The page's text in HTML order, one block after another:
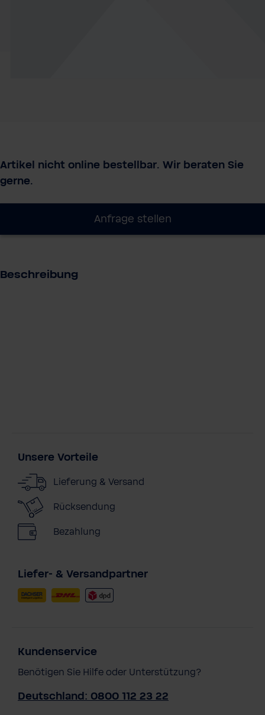
Artikel nicht online bestellbar. Wir beraten Sie
gerne.
Anfrage stellen
Beschreibung
Unsere Vorteile
Lieferung & Versand
Rücksendung
Bezahlung
Liefer- & Versandpartner
Kundenservice
Benötigen Sie Hilfe oder Unterstützung?
Deutschland: 0800 112 23 22